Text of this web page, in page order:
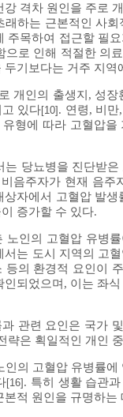
격차 원인을 주로
래하는 근본적인 사
주목하여 접근할 필
으로 인해 적절한 의
두기보다는 거주 지
개인의 출생지, 성
있다[10] . 연령, 비만
유형에 따라 고혈압
는 당뇨병을 진단받
음주자가 현재 음주
상자에서 고혈압 발생
증가할 수 있다.
노인의 고혈압 유병
서는 도시 지역의 고
등의 환경적 요인이
인되었으며, 이는 좌
관련 요인은 국가
략은 획일적인 개인
인의 고혈압 유병률
[16] . 특히 생활 습관
본적 원인을 규명하는